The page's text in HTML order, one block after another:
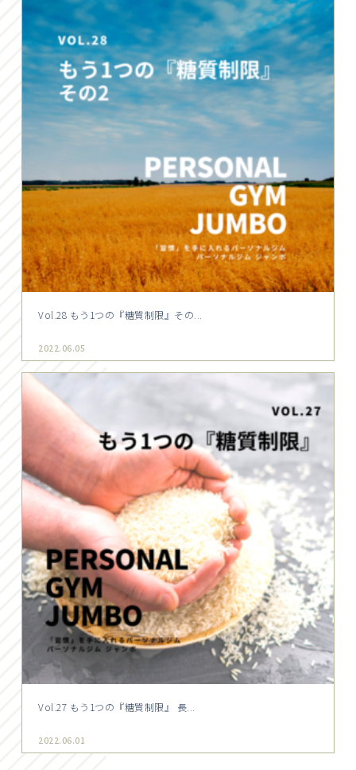
Vol.28 もう1つの『糖質制限』その...
2022.06.05
Vol.27 もう1つの『糖質制限』 長...
2022.06.01